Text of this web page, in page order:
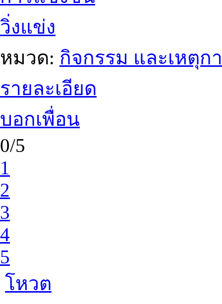
วิ่งแข่ง
หมวด: กิจกรรม และเหตุ
รายละเอียด
บอกเพื่อน
0/5
1
2
3
4
5
โหวต